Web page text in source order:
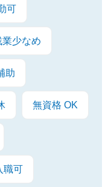
可
業少なめ
助
無資格 OK
職可